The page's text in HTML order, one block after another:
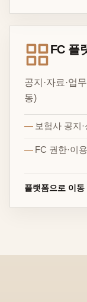
FC 플
공지·자료·업
동)
보험사 공지
FC 권한·이
플랫폼으로 이